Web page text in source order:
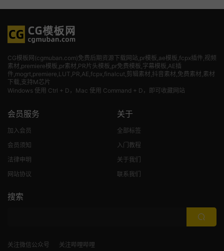
CG模板网(cgmuban.com)免费后期资源下载网站,pr模板,ae模板,fcpx插件,视频
素材 ,premiere模板,pr素材,PR片头模板,pr免费模板,字幕模板,AE插
件,mogrt,premiere,LUT,PR,AE,fcpx,finalcut,剪辑素材,抖音素材,免费素材,素材
下载,支持M芯片
Windows 使用 Ctrl + D，Mac 使用 Command + D，即可收藏网站
会员服务
加入会员
会员须知
法律申明
网站协议
关于
全部标签
入门教程
关于我们
联系我们
搜索
关注微信公众号 关注哔哩哔哩